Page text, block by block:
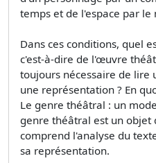
temps et de l'espace par le
Dans ces conditions, quel
c'est-à-dire de l'œuvre
toujours nécessaire de lire
une représentation ? En
Le genre théâtral : un
genre théâtral est un objet
comprend l'analyse du
sa représentation.